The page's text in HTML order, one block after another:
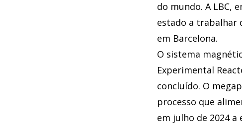
do mundo. A LBC,
estado a trabalhar
em Barcelona.
O sistema
Experimental
concluído. O
processo que
em julho de 2024